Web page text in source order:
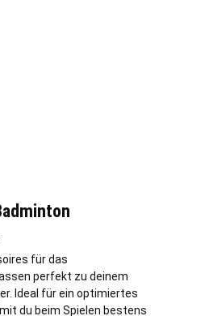
für das
perfekt zu deinem
Ideal für ein optimiertes
du beim Spielen bestens